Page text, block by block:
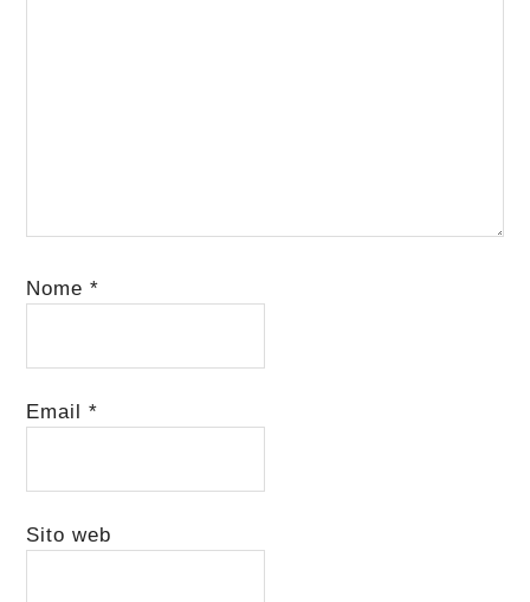
Nome*
Email*
Sito web